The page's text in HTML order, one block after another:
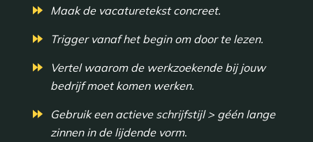
Maak de vacaturetekst concreet.
Trigger vanaf het begin om door te lezen.
Vertel waarom de werkzoekende bij jouw
bedrijf moet komen werken.
Gebruik een actieve schrijfstijl > géén lange
zinnen in de lijdende vorm.